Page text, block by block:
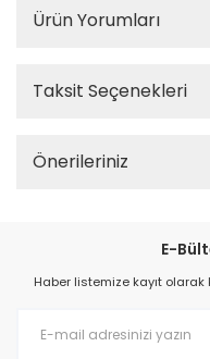
Ürün Yorumları
Taksit Seçenekleri
Önerileriniz
E-
Haber listemize kayıt